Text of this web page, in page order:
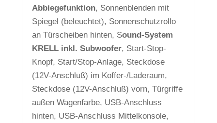
Abbiegefunktion, Sonnenblenden mit
Spiegel (beleuchtet), Sonnenschutzrollo
an Türscheiben hinten, Sound-System
KRELL inkl. Subwoofer, Start-Stop-
Knopf, Start/Stop-Anlage, Steckdose
(12V-Anschluß) im Koffer-/Laderaum,
Steckdose (12V-Anschluß) vorn, Türgriffe
außen Wagenfarbe, USB-Anschluss
hinten, USB-Anschluss Mittelkonsole,